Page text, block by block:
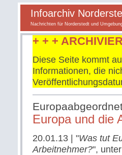
Infoarchiv
Nachrichten für Norderstedt und
+ + +
Diese Seite kommt
Informationen, die
Europa und die
20.01.13 | "Was tut
Arbeitnehmer?",